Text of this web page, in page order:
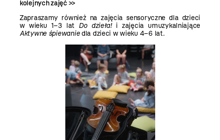
kolejnych zajęć >>
Zapraszamy również na zajęcia sensoryczne dla dzieci
w wieku 1–3 lat Do dzieła!i zajęcia umuzykalniające
Aktywne śpiewaniedla dzieci w wieku 4–6 lat.